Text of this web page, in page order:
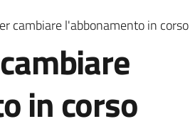
cambiare l'abbonamento in corso
in corso